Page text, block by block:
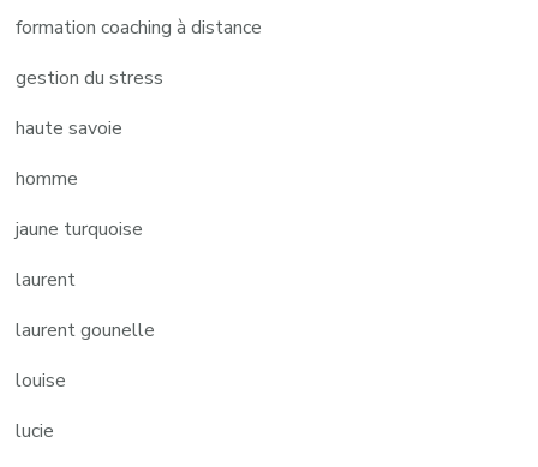
formation coaching à distance
gestion du stress
haute savoie
homme
jaune turquoise
laurent
laurent gounelle
louise
lucie